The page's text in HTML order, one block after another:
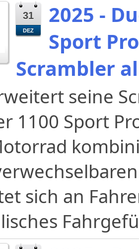
31
DEZ
2025 -
Sport
Scrambler
seine
1100 Sport
sich an